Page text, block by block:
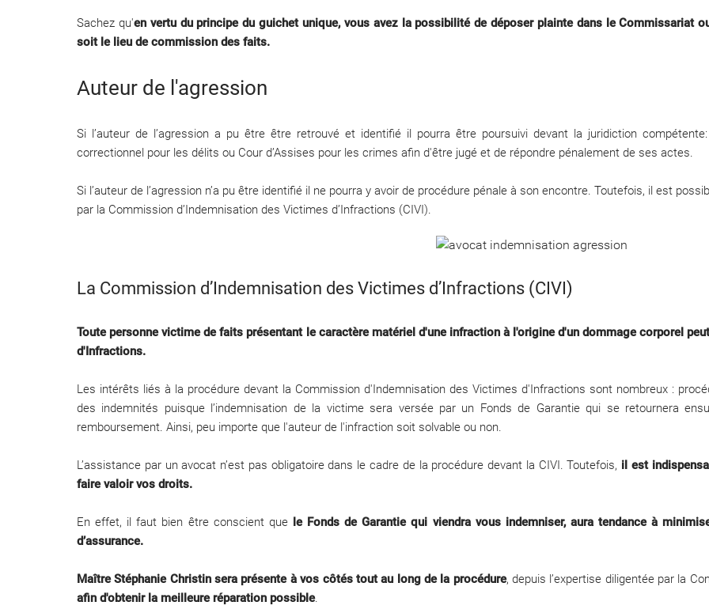
Sachez qu'en vertu du principe du guichet unique, vous avez la possibilité de déposer plainte dans le Commissariat
soit le lieu de commission des faits.
Auteur de l'agression
Si l’auteur de l’agression a pu être être retrouvé et identifié il pourra être poursuivi devant la juridiction
correctionnel pour les délits ou Cour d’Assises pour les crimes afin d'être jugé et de répondre pénalement de ses actes.
Si l’auteur de l’agression n’a pu être identifié il ne pourra y avoir de procédure pénale à son encontre. Toutefois, il est
par la Commission d’Indemnisation des Victimes d’Infractions (CIVI).
La Commission d’Indemnisation des Victimes d’Infractions (CIVI)
Toute personne victime de faits présentant le caractère matériel d'une infraction à l'origine d'un dommage corporel
d'Infractions.
Les intérêts liés à la procédure devant la Commission d'Indemnisation des Victimes d'Infractions sont nombreux :
des indemnités puisque l’indemnisation de la victime sera versée par un Fonds de Garantie qui se retournera
remboursement. Ainsi, peu importe que l'auteur de l'infraction soit solvable ou non.
L’assistance par un avocat n’est pas obligatoire dans le cadre de la procédure devant la CIVI. Toutefois, il est
faire valoir vos droits.
En effet, il faut bien être conscient que le Fonds de Garantie qui viendra vous indemniser, aura tendance à
d’assurance.
Maître Stéphanie Christin sera présente à vos côtés tout au long de la procédure, depuis l’expertise diligentée par la
afin d'obtenir la meilleure réparation possible.